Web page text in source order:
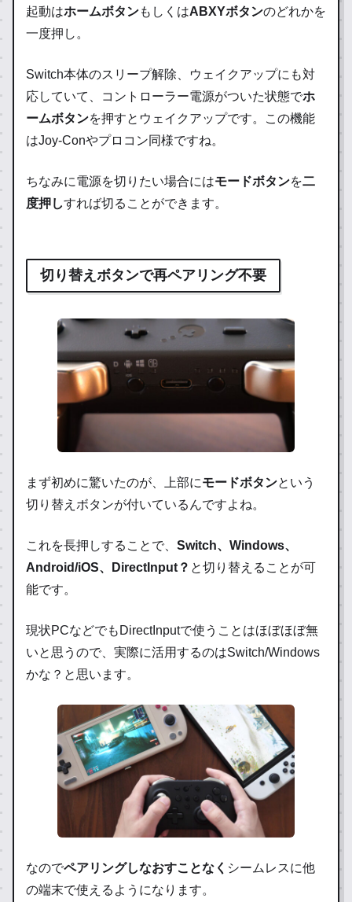
起動はホームボタンもしくはABXYボタンのどれかを
一度押し。
Switch本体のスリープ解除、ウェイクアップにも対
応していて、コントローラー電源がついた状態でホ
ームボタンを押すとウェイクアップです。この機能
はJoy-Conやプロコン同様ですね。
ちなみに電源を切りたい場合にはモードボタンを二
度押しすれば切ることができます。
切り替えボタンで再ペアリング不要
まず初めに驚いたのが、上部にモードボタンという
切り替えボタンが付いているんですよね。
これを長押しすることで、 Switch、Windows、
Android/iOS、DirectInput？ と切り替えることが可
能です。
現状PCなどでもDirectInputで使うことはほぼほぼ無
いと思うので、実際に活用するのはSwitch/Windows
かな？と思います。
なのでペアリングしなおすことなく シームレスに他
の端末で使えるようになります。